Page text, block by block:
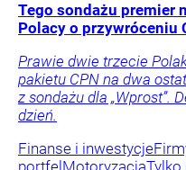
Tego sondażu premier
Polacy o przywróceniu
Prawie dwie trzecie
pakietu CPN na dwa
z sondażu dla „Wprost”.
dzień.
Finanse i inwestycje